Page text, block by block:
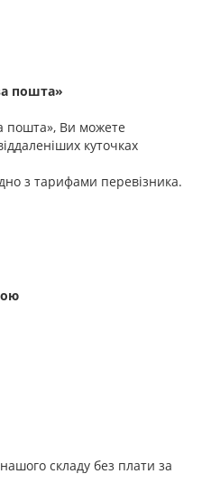
пошта»
пошта», Ви можете
куточках
з тарифами перевізника.
складу без плати за